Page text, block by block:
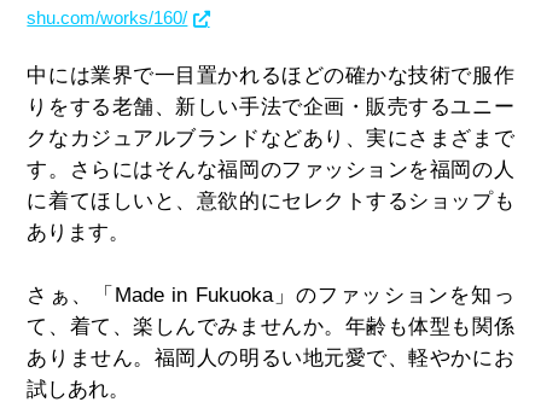
shu.com/works/160/
中には業界で一目置かれるほどの確かな技術で服作
りをする老舗、新しい手法で企画・販売するユニー
クなカジュアルブランドなどあり、実にさまざまで
す。さらにはそんな福岡のファッションを福岡の人
に着てほしいと、意欲的にセレクトするショップも
あります。
さぁ、「Made in Fukuoka」のファッションを知っ
て、着て、楽しんでみませんか。年齢も体型も関係
ありません。福岡人の明るい地元愛で、軽やかにお
試しあれ。